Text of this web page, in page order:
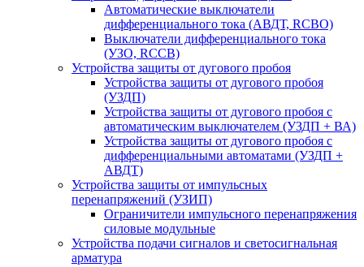
Автоматические выключатели
дифференциального тока (АВДТ, RCBO)
Выключатели дифференциального тока
(УЗО, RCCB)
Устройства защиты от дугового пробоя
Устройства защиты от дугового пробоя
(УЗДП)
Устройства защиты от дугового пробоя с
автоматическим выключателем (УЗДП + ВА)
Устройства защиты от дугового пробоя с
дифференциальными автоматами (УЗДП +
АВДТ)
Устройства защиты от импульсных
перенапряжений (УЗИП)
Ограничители импульсного перенапряжения
силовые модульные
Устройства подачи сигналов и светосигнальная
арматура